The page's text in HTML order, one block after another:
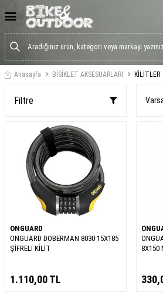
Anasayfa BİSİKLET AKSESUARLARI KİLİTLER
Filtre
ONGUARD
ONGUARD DOBERMAN 8030 15X185
ŞİFRELİ KİLİT
1.110,00TL
8X150